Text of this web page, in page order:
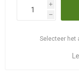
i
h
Selecteer het